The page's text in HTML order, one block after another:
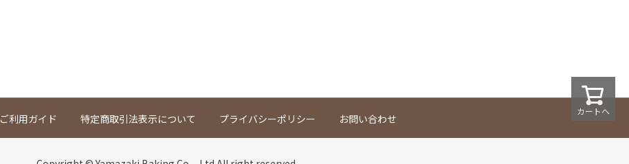
ご利用ガイド 特定商取引法表示について プライバシーポリシー お問い合わせ
カートへ